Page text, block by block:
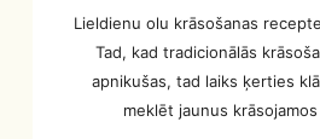
Lieldienu olu krāsošanas
Tad, kad tradicionālās
apnikušas, tad laiks ķerties
meklēt jaunus